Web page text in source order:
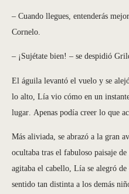
– Cuando llegues, entenderás
Cornelo.
– ¡Sujétate bien! – se despidió
El águila levantó el vuelo y se
lo alto, Lía vio cómo en un
lugar. Apenas podía creer lo que
Más aliviada, se abrazó a la gran
ocultaba tras el fabuloso paisaje
agitaba el cabello, Lía se alegró
sentido tan distinta a los demás